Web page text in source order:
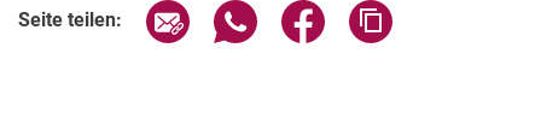
Seite teilen: Seite über E-Mail teilen
Seite über WhatsApp teilen
Seite über Facebook